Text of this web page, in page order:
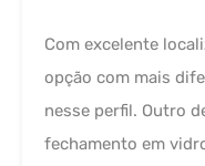
Com excelente
opção com mais
nesse perfil. Outro
fechamento em